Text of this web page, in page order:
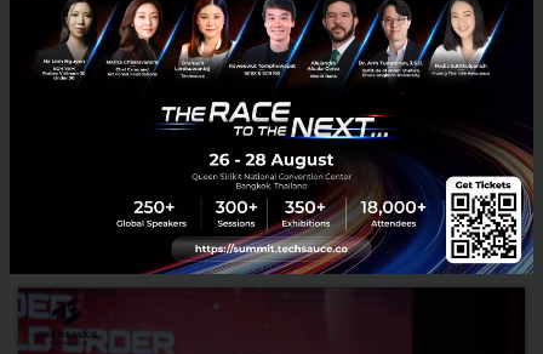
RELATED ARTICLE